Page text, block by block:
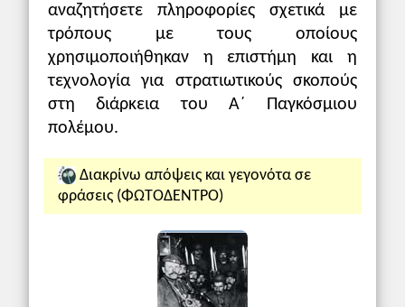
αναζητήσετε πληροφορίες σχετικά με
τρόπους με τους οποίους
χρησιμοποιήθηκαν η επιστήμη και η
τεχνολογία για στρατιωτικούς σκοπούς
στη διάρκεια του Α΄ Παγκόσμιου
πολέμου.
Διακρίνω απόψεις και γεγονότα σε
φράσεις (ΦΩΤΟΔΕΝΤΡΟ)